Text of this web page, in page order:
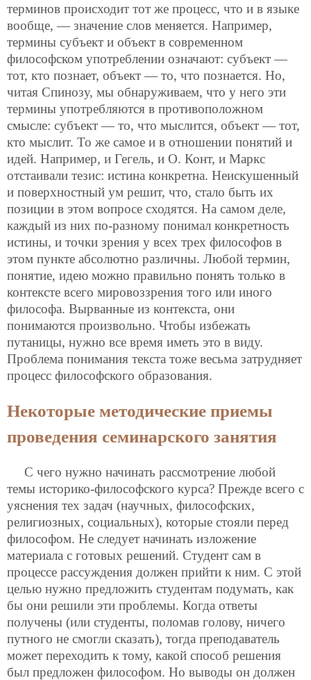
терминов происходит тот же процесс, что и в языке
вообще, — значение слов меняется. Например,
термины субъект и объект в современном
философском употреблении означают: субъект —
тот, кто познает, объект — то, что познается. Но,
читая Спинозу, мы обнаруживаем, что у него эти
термины употребляются в противоположном
смысле: субъект — то, что мыслится, объект — тот,
кто мыслит. То же самое и в отношении понятий и
идей. Например, и Гегель, и О. Конт, и Маркс
отстаивали тезис: истина конкретна. Неискушенный
и поверхностный ум решит, что, стало быть их
позиции в этом вопросе сходятся. На самом деле,
каждый из них по-разному понимал конкретность
истины, и точки зрения у всех трех философов в
этом пункте абсолютно различны. Любой термин,
понятие, идею можно правильно понять только в
контексте всего мировоззрения того или иного
философа. Вырванные из контекста, они
понимаются произвольно. Чтобы избежать
путаницы, нужно все время иметь это в виду.
Проблема понимания текста тоже весьма затрудняет
процесс философского образования.
Некоторые методические приемы
проведения семинарского занятия
С чего нужно начинать рассмотрение любой
темы историко-философского курса? Прежде всего с
уяснения тех задач (научных, философских,
религиозных, социальных), которые стояли перед
философом. Не следует начинать изложение
материала с готовых решений. Студент сам в
процессе рассуждения должен прийти к ним. С этой
целью нужно предложить студентам подумать, как
бы они решили эти проблемы. Когда ответы
получены (или студенты, поломав голову, ничего
путного не смогли сказать), тогда преподаватель
может переходить к тому, какой способ решения
был предложен философом. Но выводы он должен